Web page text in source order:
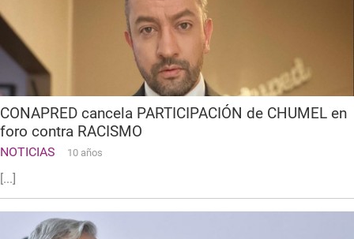
CONAPRED cancela PARTICIPACIÓN de CHUMEL en
foro contra RACISMO
NOTICIAS 10 años
[...]